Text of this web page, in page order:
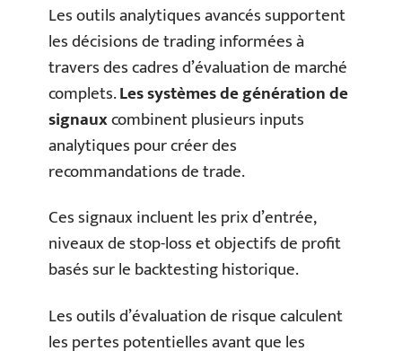
Les outils analytiques avancés supportent
les décisions de trading informées à
travers des cadres d’évaluation de marché
complets.Les systèmes de génération de
signauxcombinent plusieurs inputs
analytiques pour créer des
recommandations de trade.
Ces signaux incluent les prix d’entrée,
niveaux de stop-loss et objectifs de profit
basés sur le backtesting historique.
Les outils d’évaluation de risque calculent
les pertes potentielles avant que les